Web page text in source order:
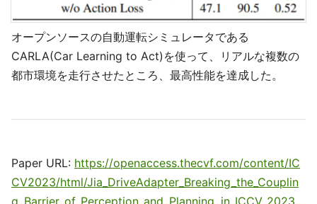
オープンソースの自動運転シミュレータである
CARLA(Car Learning to Act)を使って、リアルな複数の
都市環境を走行させたところ、最高性能を達成した。
Paper URL: https://openaccess.thecvf.com/content/IC
CV2023/html/Jia_DriveAdapter_Breaking_the_Couplin
g_Barrier_of_Perception_and_Planning_in_ICCV_2023_